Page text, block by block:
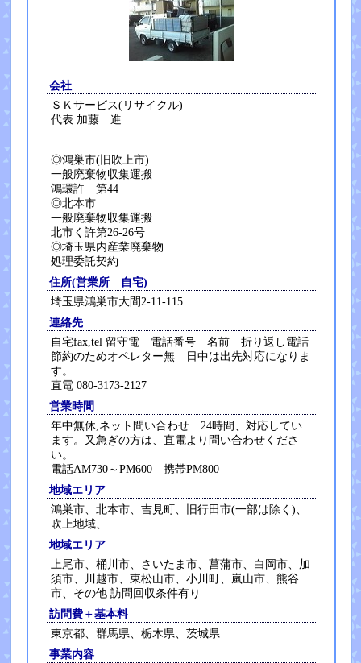
会社
ＳＫサービス(リサイクル)
代表 加藤 進
◎鴻巣市(旧吹上市)
一般廃棄物収集運搬
鴻環許 第44
◎北本市
一般廃棄物収集運搬
北市く許第26-26号
◎埼玉県内産業廃棄物
処理委託契約
住所(営業所 自宅)
埼玉県鴻巣市大間2-11-115
連絡先
自宅fax,tel 留守電 電話番号 名前 折り返し電話
節約のためオペレター無 日中は出先対応になりま
す。
直電 080-3173-2127
営業時間
年中無休,ネット問い合わせ 24時間、対応してい
ます。又急ぎの方は、直電より問い合わせくださ
い。
電話AM730～PM600 携帯PM800
地域エリア
鴻巣市、北本市、吉見町、旧行田市(一部は除く)、
吹上地域、
地域エリア
上尾市、桶川市、さいたま市、菖蒲市、白岡市、加
須市、川越市、東松山市、小川町、嵐山市、熊谷
市、その他 訪問回収条件有り
訪問費＋基本料
東京都、群馬県、栃木県、茨城県
事業内容